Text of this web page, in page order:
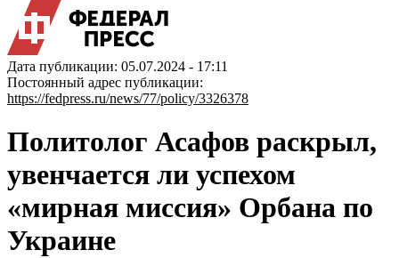
Дата публикации: 05.07.2024 - 17:11
Постоянный адрес публикации:
https://fedpress.ru/news/77/policy/3326378
Политолог Асафов раскрыл,
увенчается ли успехом
«мирная миссия» Орбана по
Украине